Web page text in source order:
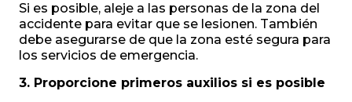
Si es posible, aleje a las personas de la zona del
accidente para evitar que se lesionen. También
debe asegurarse de que la zona esté segura para
los servicios de emergencia.
3. Proporcione primeros auxilios si es posible